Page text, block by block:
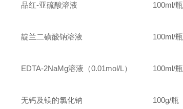
品红-亚硫酸溶液 100ml/瓶
靛兰二磺酸钠溶液 100ml/瓶
EDTA-2NaMg溶液（0.01mol/L） 100ml/瓶
无钙及镁的氯化钠 100g/瓶